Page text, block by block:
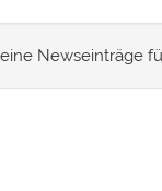
Newseinträge